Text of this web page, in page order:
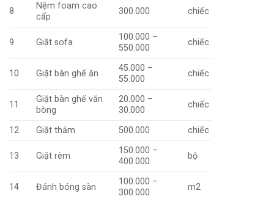
8
Nệm foam cao
cấp
300.000 chiếc
9 Giặt sofa
100.000 –
550.000
chiếc
10 Giặt bàn ghế ăn
45.000 –
55.000
chiếc
11
Giặt bàn ghế văn
bòng
20.000 –
30.000
chiếc
12 Giặt thảm 500.000 chiếc
13 Giặt rèm
150.000 –
400.000
bộ
14 Đánh bóng sàn
100.000 –
300.000
m2